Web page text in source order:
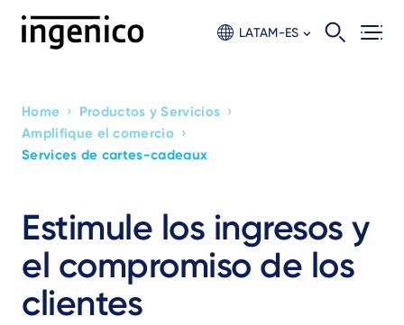
LATAM-ES
Estimule los ingresos y
el compromiso de los
clientes
Breadcrumb
Home › Productos y Servicios ›
Amplifique el comercio ›
Services de cartes-cadeaux